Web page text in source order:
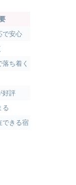
で安心
ち着く
好評
る
できる宿